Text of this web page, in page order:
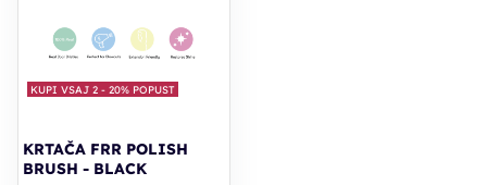
KUPI VSAJ 2 - 20% POPUST
KRTAČA FRR POLISH
BRUSH - BLACK